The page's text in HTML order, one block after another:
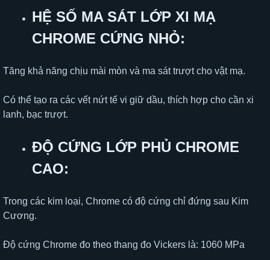
HỆ SỐ MA SÁT LỚP XI MẠ
CHROME CỨNG NHỎ:
Tăng khả năng chịu mài mòn và ma sát trượt cho vật mạ.
Có thể tạo ra các vết nứt tế vi giữ dầu, thích hợp cho cần xi
lanh, bạc trượt.
ĐỘ CỨNG LỚP PHỦ CHROME
CAO:
Trong các kim loại, Chrome có độ cứng chỉ đứng sau Kim
Cương.
Độ cứng Chrome đo theo thang đo Vickers là: 1060 MPa